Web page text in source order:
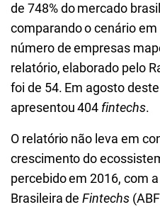
de 748% do mercado
comparando o cenário
número de empresas
relatório, elaborado pelo
foi de 54. Em agosto
apresentou 404 fintechs.
O relatório não leva em
crescimento do
percebido em 2016, com
Brasileira deFintechs